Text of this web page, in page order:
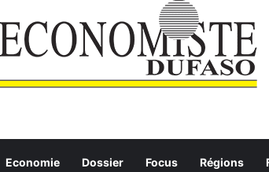
Economie Dossier Focus Régions